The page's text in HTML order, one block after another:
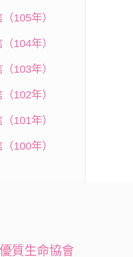
105年）
104年）
103年）
102年）
101年）
100年）
質生命協會